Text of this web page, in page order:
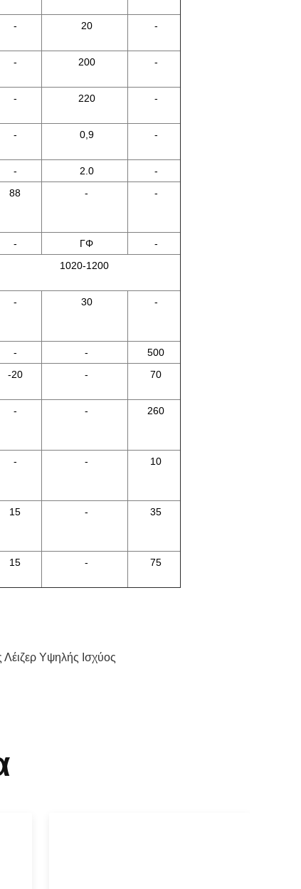
- 20 -
- 200 -
- 220 -
- 0,9 -
- 2.0
-
88 - -
- ΓΦ
-
1020-1200
- 30 -
- -
500
-20 - 70
- - 260
- - 10
15 - 35
15 - 75
Λέιζερ Υψηλής Ισχύος